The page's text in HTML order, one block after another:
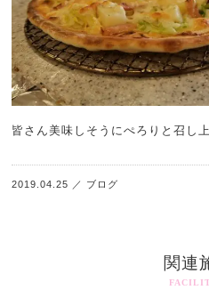
皆さん美味しそうにぺろりと召し
2019.04.25 ／ ブログ
関連